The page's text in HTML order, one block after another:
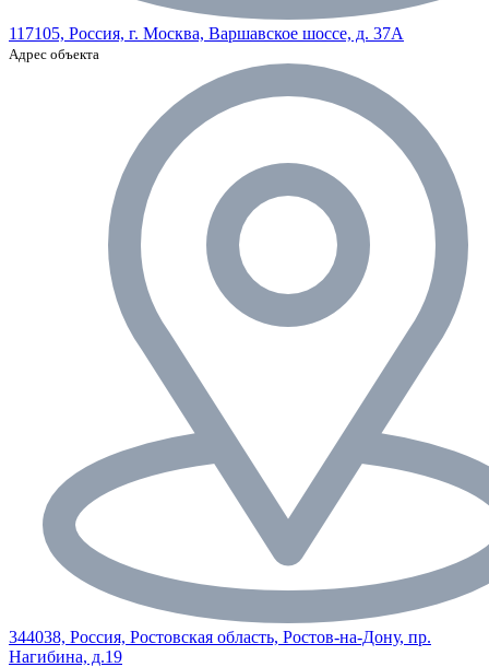
117105, Россия, г. Москва, Варшавское шоссе, д. 37А
Адрес объекта
344038, Россия, Ростовская область, Ростов-на-Дону, пр.
Нагибина, д.19